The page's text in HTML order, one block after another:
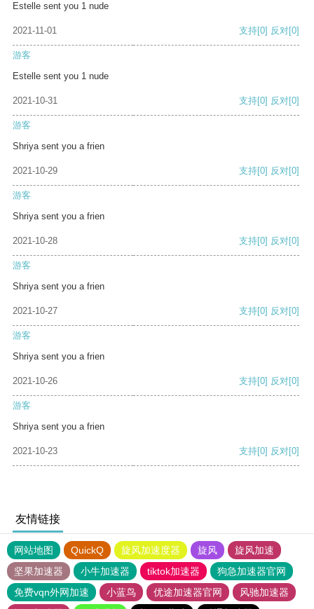
Estelle sent you 1 nude
2021-11-01 支持[0] 反对[0]
游客
Estelle sent you 1 nude
2021-10-31 支持[0] 反对[0]
游客
Shriya sent you a frien
2021-10-29 支持[0] 反对[0]
游客
Shriya sent you a frien
2021-10-28 支持[0] 反对[0]
游客
Shriya sent you a frien
2021-10-27 支持[0] 反对[0]
游客
Shriya sent you a frien
2021-10-26 支持[0] 反对[0]
游客
Shriya sent you a frien
2021-10-23 支持[0] 反对[0]
友情链接
网站地图 QuickQ 旋风加速度器 旋风
旋风加速
坚果加速器
小牛加速器 tiktok加速器
狗急加速器官网
免费vqn外网加速
小蓝鸟 优途加速器官网
风驰加速器